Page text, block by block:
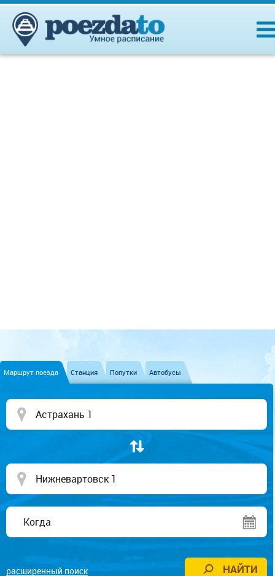
Маршрут поезда Станция Попутки Автобусы
расширенный поиск